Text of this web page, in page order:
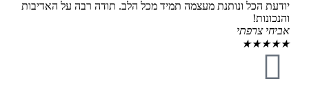
יודעת הכל ונותנת מעצמה תמיד מכל הלב. תודה רבה על האדיבות
והנכונות!
אביחי צרפתי
★
★
★
★
★